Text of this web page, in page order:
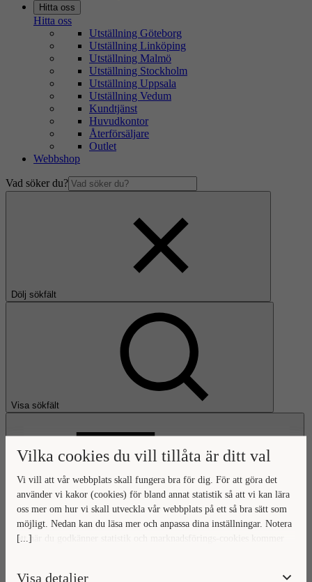
Vilka cookies du vill tillåta är ditt val
[...]
Vi vill att vår webbplats skall fungera bra för dig. För att göra det
använder vi kakor (cookies) för bland annat statistik så att vi kan lära
oss mer om hur vi skall utveckla vår webbplats på ett så bra sätt som
möjligt. Nedan kan du läsa mer och anpassa dina inställningar. Notera
att när du godkänner statistik och marknadsförings-cookies kommer
Visa detaljer
Hitta oss
Hitta oss
Utställning Göteborg
Utställning Linköping
Utställning Malmö
Utställning Stockholm
Utställning Uppsala
Utställning Vedum
Kundtjänst
Huvudkontor
Återförsäljare
Outlet
Webbshop
Vad söker du?
Dölj sökfält
Visa sökfält
Gå till startsidan